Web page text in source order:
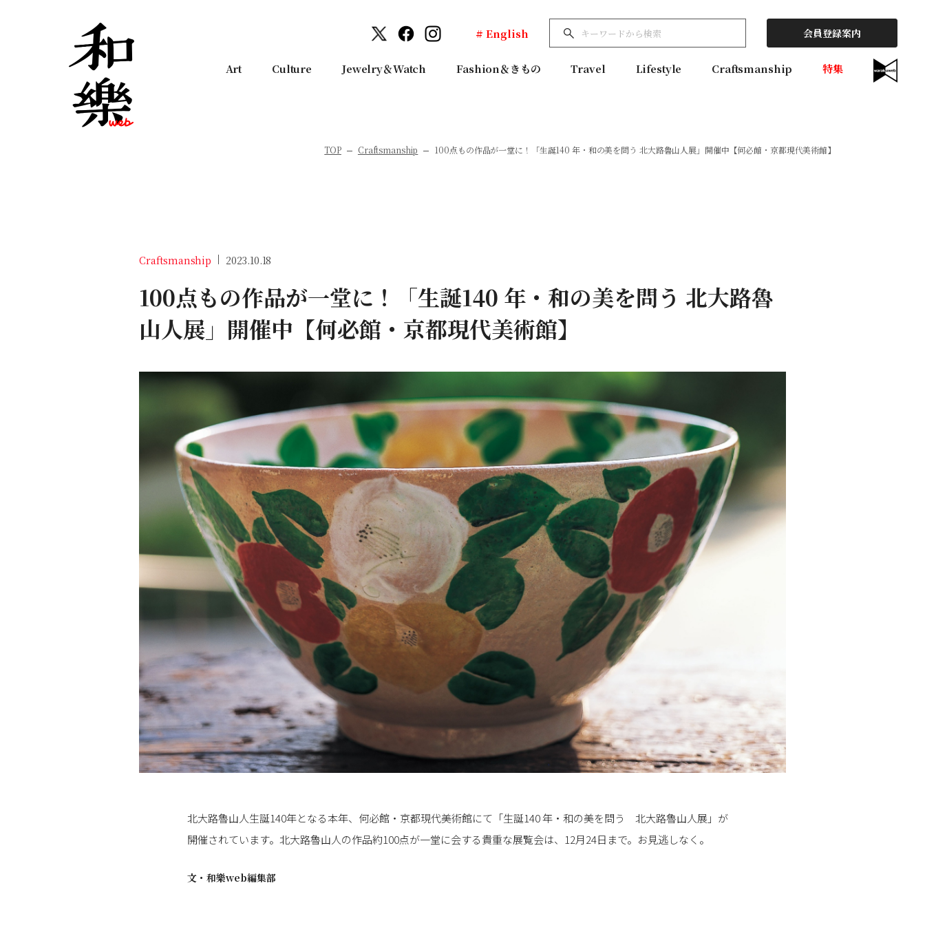
# English 会員登録案内
Art Culture Jewelry＆Watch Fashion＆きもの Travel Lifestyle Craftsmanship 特集
TOP Craftsmanship 100点もの作品が一堂に！「生誕140 年・和の美を問う 北大路魯山人展」開催中【何必館・京都現代美術館】
Craftsmanship 2023.10.18
100点もの作品が一堂に！「生誕140 年・和の美を問う 北大路魯
山人展」開催中【何必館・京都現代美術館】
北大路魯山人生誕140年となる本年、何必館・京都現代美術館にて「生誕140 年・和の美を問う 北大路魯山人展」が
開催されています。北大路魯山人の作品約100点が一堂に会する貴重な展覧会は、12月24日まで。お見逃しなく。
文・ 和樂web編集部